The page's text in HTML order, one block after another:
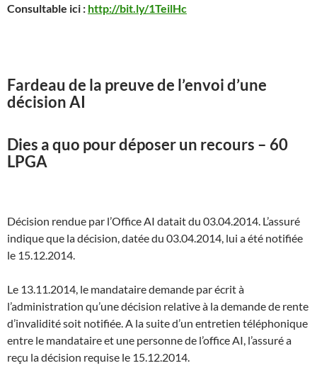
Consultable ici : http://bit.ly/1TeilHc
Fardeau de la preuve de l’envoi d’une
décision AI
Dies a quo pour déposer un recours – 60
LPGA
Décision rendue par l’Office AI datait du 03.04.2014. L’assuré
indique que la décision, datée du 03.04.2014, lui a été notifiée
le 15.12.2014.
Le 13.11.2014, le mandataire demande par écrit à
l’administration qu’une décision relative à la demande de rente
d’invalidité soit notifiée. A la suite d’un entretien téléphonique
entre le mandataire et une personne de l’office AI, l’assuré a
reçu la décision requise le 15.12.2014.